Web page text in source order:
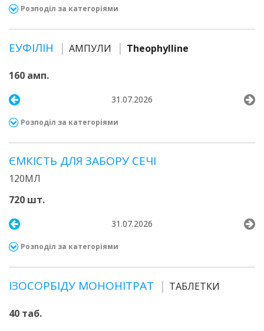
Розподіл за категоріями
ЕУФІЛІН АМПУЛИ Theophylline
160 амп.
31.07.2026
Розподіл за категоріями
ЄМКІСТЬ ДЛЯ ЗАБОРУ СЕЧІ
120МЛ
720 шт.
31.07.2026
Розподіл за категоріями
ІЗОСОРБІДУ МОНОНІТРАТ ТАБЛЕТКИ
40 таб.